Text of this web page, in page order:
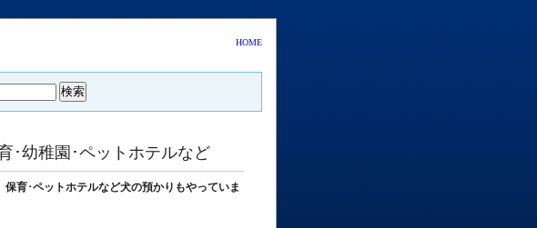
HOME
･幼稚園･ペットホテルなど
育･ペットホテルなど犬の預かりもやっていま